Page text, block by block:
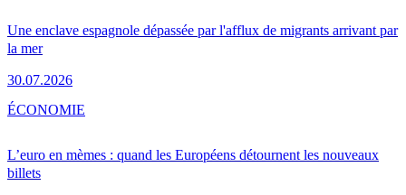
Une enclave espagnole dépassée par l'afflux de migrants arrivant par
la mer
30.07.2026
L’euro en mèmes : quand les Européens détournent les nouveaux
billets
ÉCONOMIE